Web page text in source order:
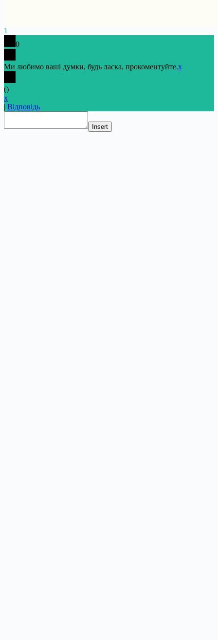
1
0
Ми любимо ваші думки, будь ласка, прокоментуйте.x
()
x
| Відповідь
Insert